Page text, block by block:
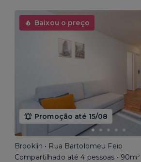
Baixou o preço
Promoção até 15/08
Brooklin • Rua Bartolomeu Feio
Compartilhado até 4 pessoas • 90m²